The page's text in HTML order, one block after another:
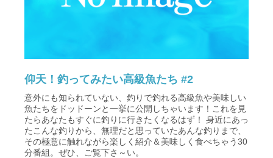
仰天！釣ってみたい高級魚たち #2
意外にも知られていない、釣りで釣れる高級魚や美味しい
魚たちをドッドーンと一挙に公開しちゃいます！これを見
たらあなたもすぐに釣りに行きたくなるはず！ 身近にあっ
たこんな釣りから、無理だと思っていたあんな釣りまで、
その極意に触れながら楽しく紹介＆美味しく食べちゃう30
分番組。ぜひ、ご覧下さ～い。